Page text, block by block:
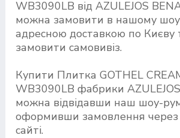
WB3090LB від AZULEJOS
можна замовити в нашому
адресною доставкою по Києву
замовити самовивіз.
Купити Плитка GOTHEL
WB3090LB фабрики
можна відвідавши наш шоу-
оформивши замовлення
сайті.